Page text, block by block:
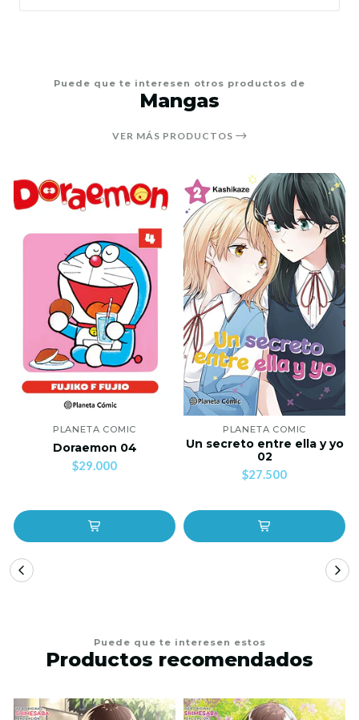
Puede que te interesen otros productos de
Mangas
VER MÁS PRODUCTOS
PLANETA COMIC
Doraemon 04
$29.000
PLANETA COMIC
Un secreto entre ella y yo
02
$27.500
Puede que te interesen estos
Productos recomendados